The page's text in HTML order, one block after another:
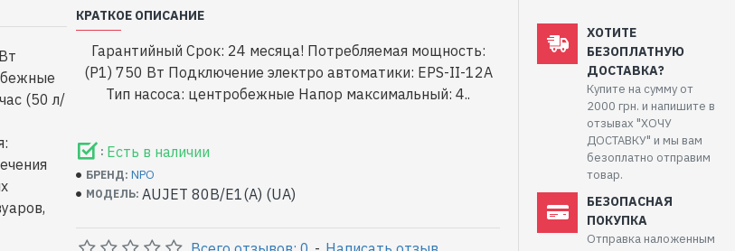
(50 л/
КРАТКОЕ ОПИСАНИЕ
Гарантийный Срок: 24 месяца! Потребляемая мощность:
(P1) 750 Вт Подключение электро автоматики: EPS-II-12A
Тип насоса: центробежные Напор максимальный: 4..
: Есть в наличии
БРЕНД: NPO
МОДЕЛЬ: AUJET 80B/E1(А) (UA)
ХОТИТЕ
БЕЗОПЛАТНУЮ
ДОСТАВКА?
Купите на сумму от
2000 грн. и напишите в
отзывах "ХОЧУ
ДОСТАВКУ" и мы вам
безоплатно отправим
товар.
БЕЗОПАСНАЯ
ПОКУПКА
Отправка наложенным